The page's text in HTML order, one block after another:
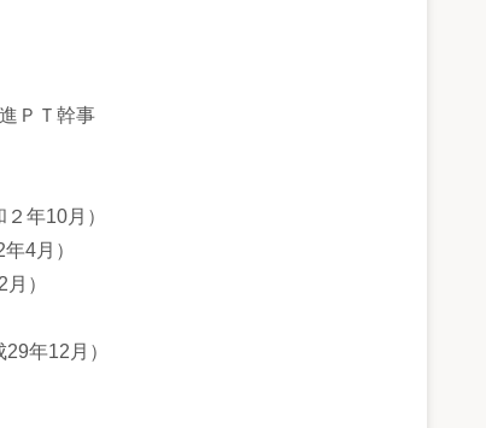
ＰＴ幹事
年10月）
4月）
）
年12月）